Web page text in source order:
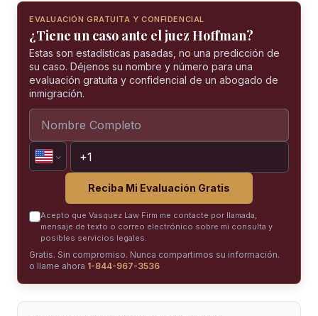
EVALUACIÓN GRATUITA Y CONFIDENCIAL
¿Tiene un caso ante el juez Hoffman?
Estas son estadísticas pasadas, no una predicción de
su caso. Déjenos su nombre y número para una
evaluación gratuita y confidencial de un abogado de
inmigración.
Reciba Mi Evaluación Gratis
Acepto que Vasquez Law Firm me contacte por llamada,
mensaje de texto o correo electrónico sobre mi consulta y
posibles servicios legales.
Gratis. Sin compromiso. Nunca compartimos su información.
o llame ahora 1-844-967-3536